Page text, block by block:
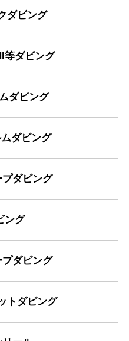
ダビング
等ダビング
ダビング
ダビング
ダビング
ング
ダビング
トダビング